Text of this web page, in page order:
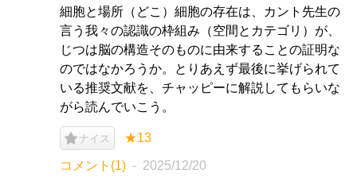
細胞と場所（どこ）細胞の存在は、カント先生の
言う我々の認識の枠組み（空間とカテゴリ）が、
じつは脳の構造そのものに由来することの証明な
のではなかろうか。とりあえず最後に挙げられて
いる推奨文献を、チャッピーに解説してもらいな
がら読んでいこう。
ナイス ★13
コメント(1) 2025/12/20